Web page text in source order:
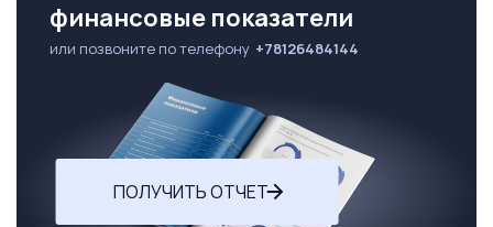
финансовые показатели
или позвоните по телефону +78126484144
ПОЛУЧИТЬ ОТЧЕТ